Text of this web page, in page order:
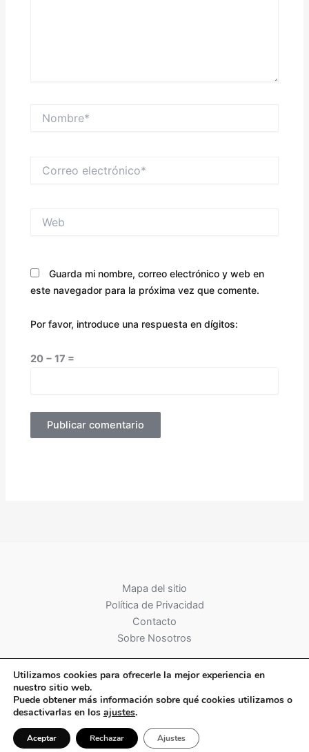
electrónico*
Guarda mi nombre, correo electrónico y web en
este navegador para la próxima vez que comente.
Por favor, introduce una respuesta en dígitos:
20 − 17 =
Mapa del sitio
Política de Privacidad
Contacto
Sobre Nosotros
Utilizamos cookies para ofrecerle la mejor experiencia en
nuestro sitio web.
Puede obtener más información sobre qué cookies utilizamos o
desactivarlas en los ajustes.
Aceptar Rechazar Ajustes